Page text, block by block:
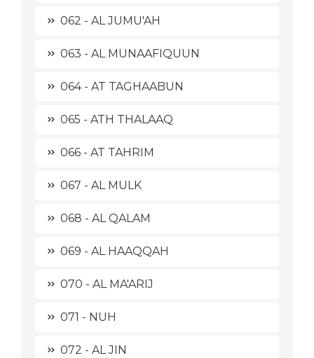
062 - AL JUMU'AH
063 - AL MUNAAFIQUUN
064 - AT TAGHAABUN
065 - ATH THALAAQ
066 - AT TAHRIM
067 - AL MULK
068 - AL QALAM
069 - AL HAAQQAH
070 - AL MA'ARIJ
071 - NUH
072 - AL JIN